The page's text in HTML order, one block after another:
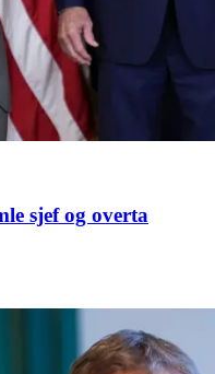
sjef og overta